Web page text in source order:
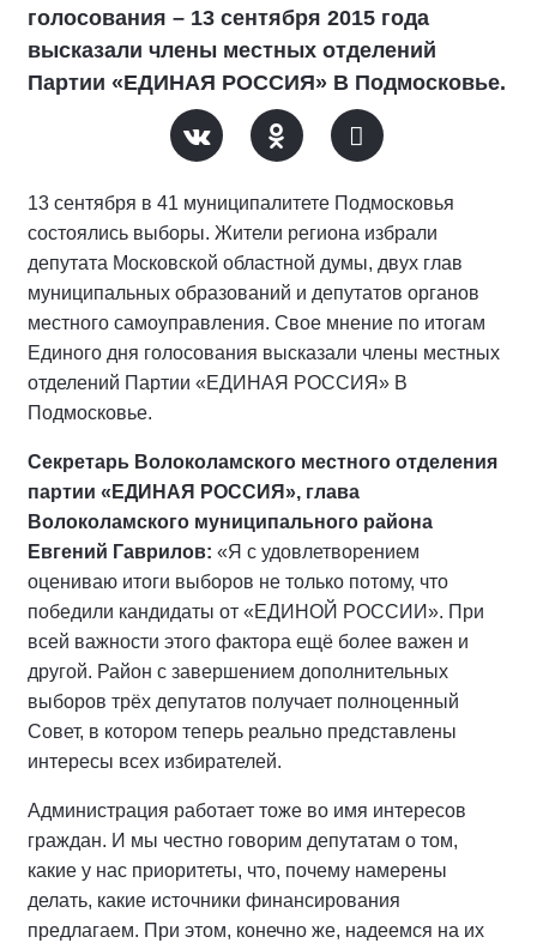
голосования – 13 сентября 2015 года
высказали члены местных отделений
Партии «ЕДИНАЯ РОССИЯ» В Подмосковье.
13 сентября в 41 муниципалитете Подмосковья
состоялись выборы. Жители региона избрали
депутата Московской областной думы, двух глав
муниципальных образований и депутатов органов
местного самоуправления. Свое мнение по итогам
Единого дня голосования высказали члены местных
отделений Партии «ЕДИНАЯ РОССИЯ» В
Подмосковье.
Секретарь Волоколамского местного отделения
партии «ЕДИНАЯ РОССИЯ», глава
Волоколамского муниципального района
Евгений Гаврилов: «Я с удовлетворением
оцениваю итоги выборов не только потому, что
победили кандидаты от «ЕДИНОЙ РОССИИ». При
всей важности этого фактора ещё более важен и
другой. Район с завершением дополнительных
выборов трёх депутатов получает полноценный
Совет, в котором теперь реально представлены
интересы всех избирателей.
Администрация работает тоже во имя интересов
граждан. И мы честно говорим депутатам о том,
какие у нас приоритеты, что, почему намерены
делать, какие источники финансирования
предлагаем. При этом, конечно же, надеемся на их